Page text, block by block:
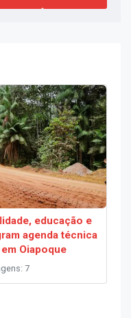
educação e
agenda técnica
Oiapoque
7